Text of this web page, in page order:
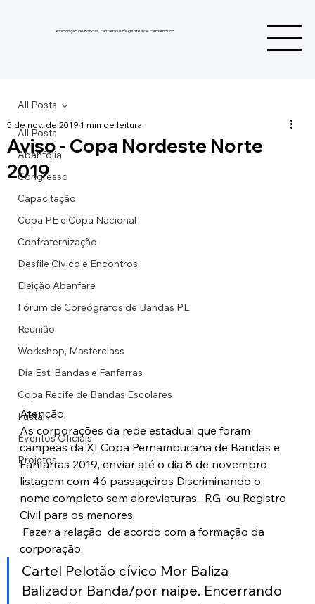
Associação de Bandas, Fanfarras e Regentes de Pernambuco
All Posts
Abanfolia
Congresso
Capacitação
Copa PE e Copa Nacional
Confraternização
Desfile Cívico e Encontros
Eleição Abanfare
Fórum de Coreógrafos de Bandas PE
Reunião
Workshop, Masterclass
Dia Est. Bandas e Fanfarras
Copa Recife de Bandas Escolares
Fustal
Eventos Oficiais
Projetos
All Posts
Aviso - Copa Nordeste Norte
2019
5 de nov. de 20191 min de leitura
Atenção,
As corporações da rede estadual que foram
campeãs da XI Copa Pernambucana de Bandas e
Fanfarras 2019, enviar até o dia 8 de novembro
listagem com 46 passageiros Discriminando o
nome completo sem abreviaturas,  RG  ou Registro
Civil para os menores.
corporação.
Cartel Pelotão cívico Mor Baliza
Balizador Banda/por naipe. Encerrando